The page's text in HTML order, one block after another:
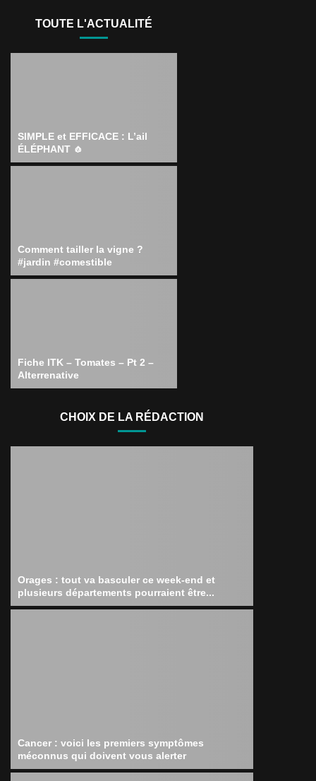
TOUTE L'ACTUALITÉ
SIMPLE et EFFICACE : L’ail
ÉLÉPHANT 🧄
Comment tailler la vigne ?
#jardin #comestible
Fiche ITK – Tomates – Pt 2 –
Alterrenative
CHOIX DE LA RÉDACTION
Orages : tout va basculer ce week-end et
plusieurs départements pourraient être...
Cancer : voici les premiers symptômes
méconnus qui doivent vous alerter